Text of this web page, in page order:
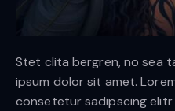
Stet clita bergren, no sea
ipsum dolor sit amet.
consetetur sadipscing